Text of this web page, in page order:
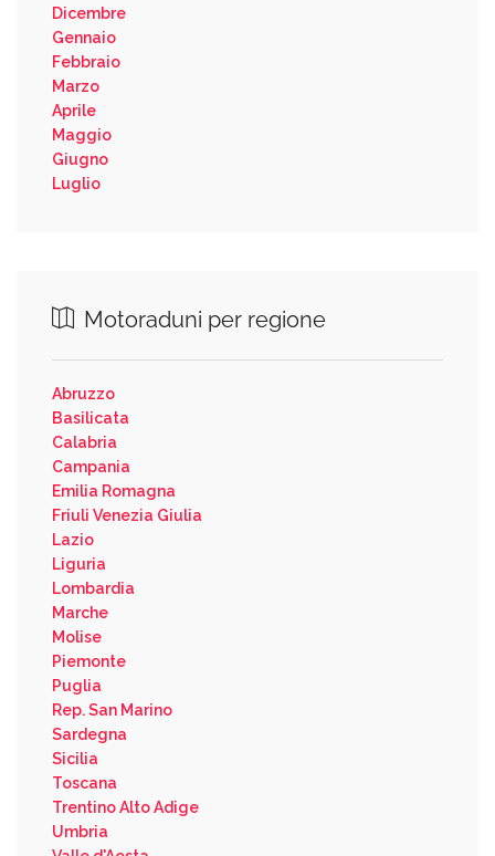
Dicembre
Gennaio
Febbraio
Marzo
Aprile
Maggio
Giugno
Luglio
Motoraduni per regione
Abruzzo
Basilicata
Calabria
Campania
Emilia Romagna
Friuli Venezia Giulia
Lazio
Liguria
Lombardia
Marche
Molise
Piemonte
Puglia
Rep. San Marino
Sardegna
Sicilia
Toscana
Trentino Alto Adige
Umbria